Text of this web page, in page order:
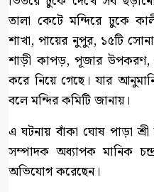
তালা কেটে মন্দিরে ঢুকে
শাখা, পায়ের নুপুর, ১৫টি
শাড়ী কাপড়, পূজার উপকরণ,
করে নিয়ে গেছে। যার
বলে মন্দির কমিটি জানায়।
এ ঘটনায় বাঁকা ঘোষ পাড়া শ্রী
সম্পাদক অধ্যাপক মানিক
অভিযোগ করেছেন।